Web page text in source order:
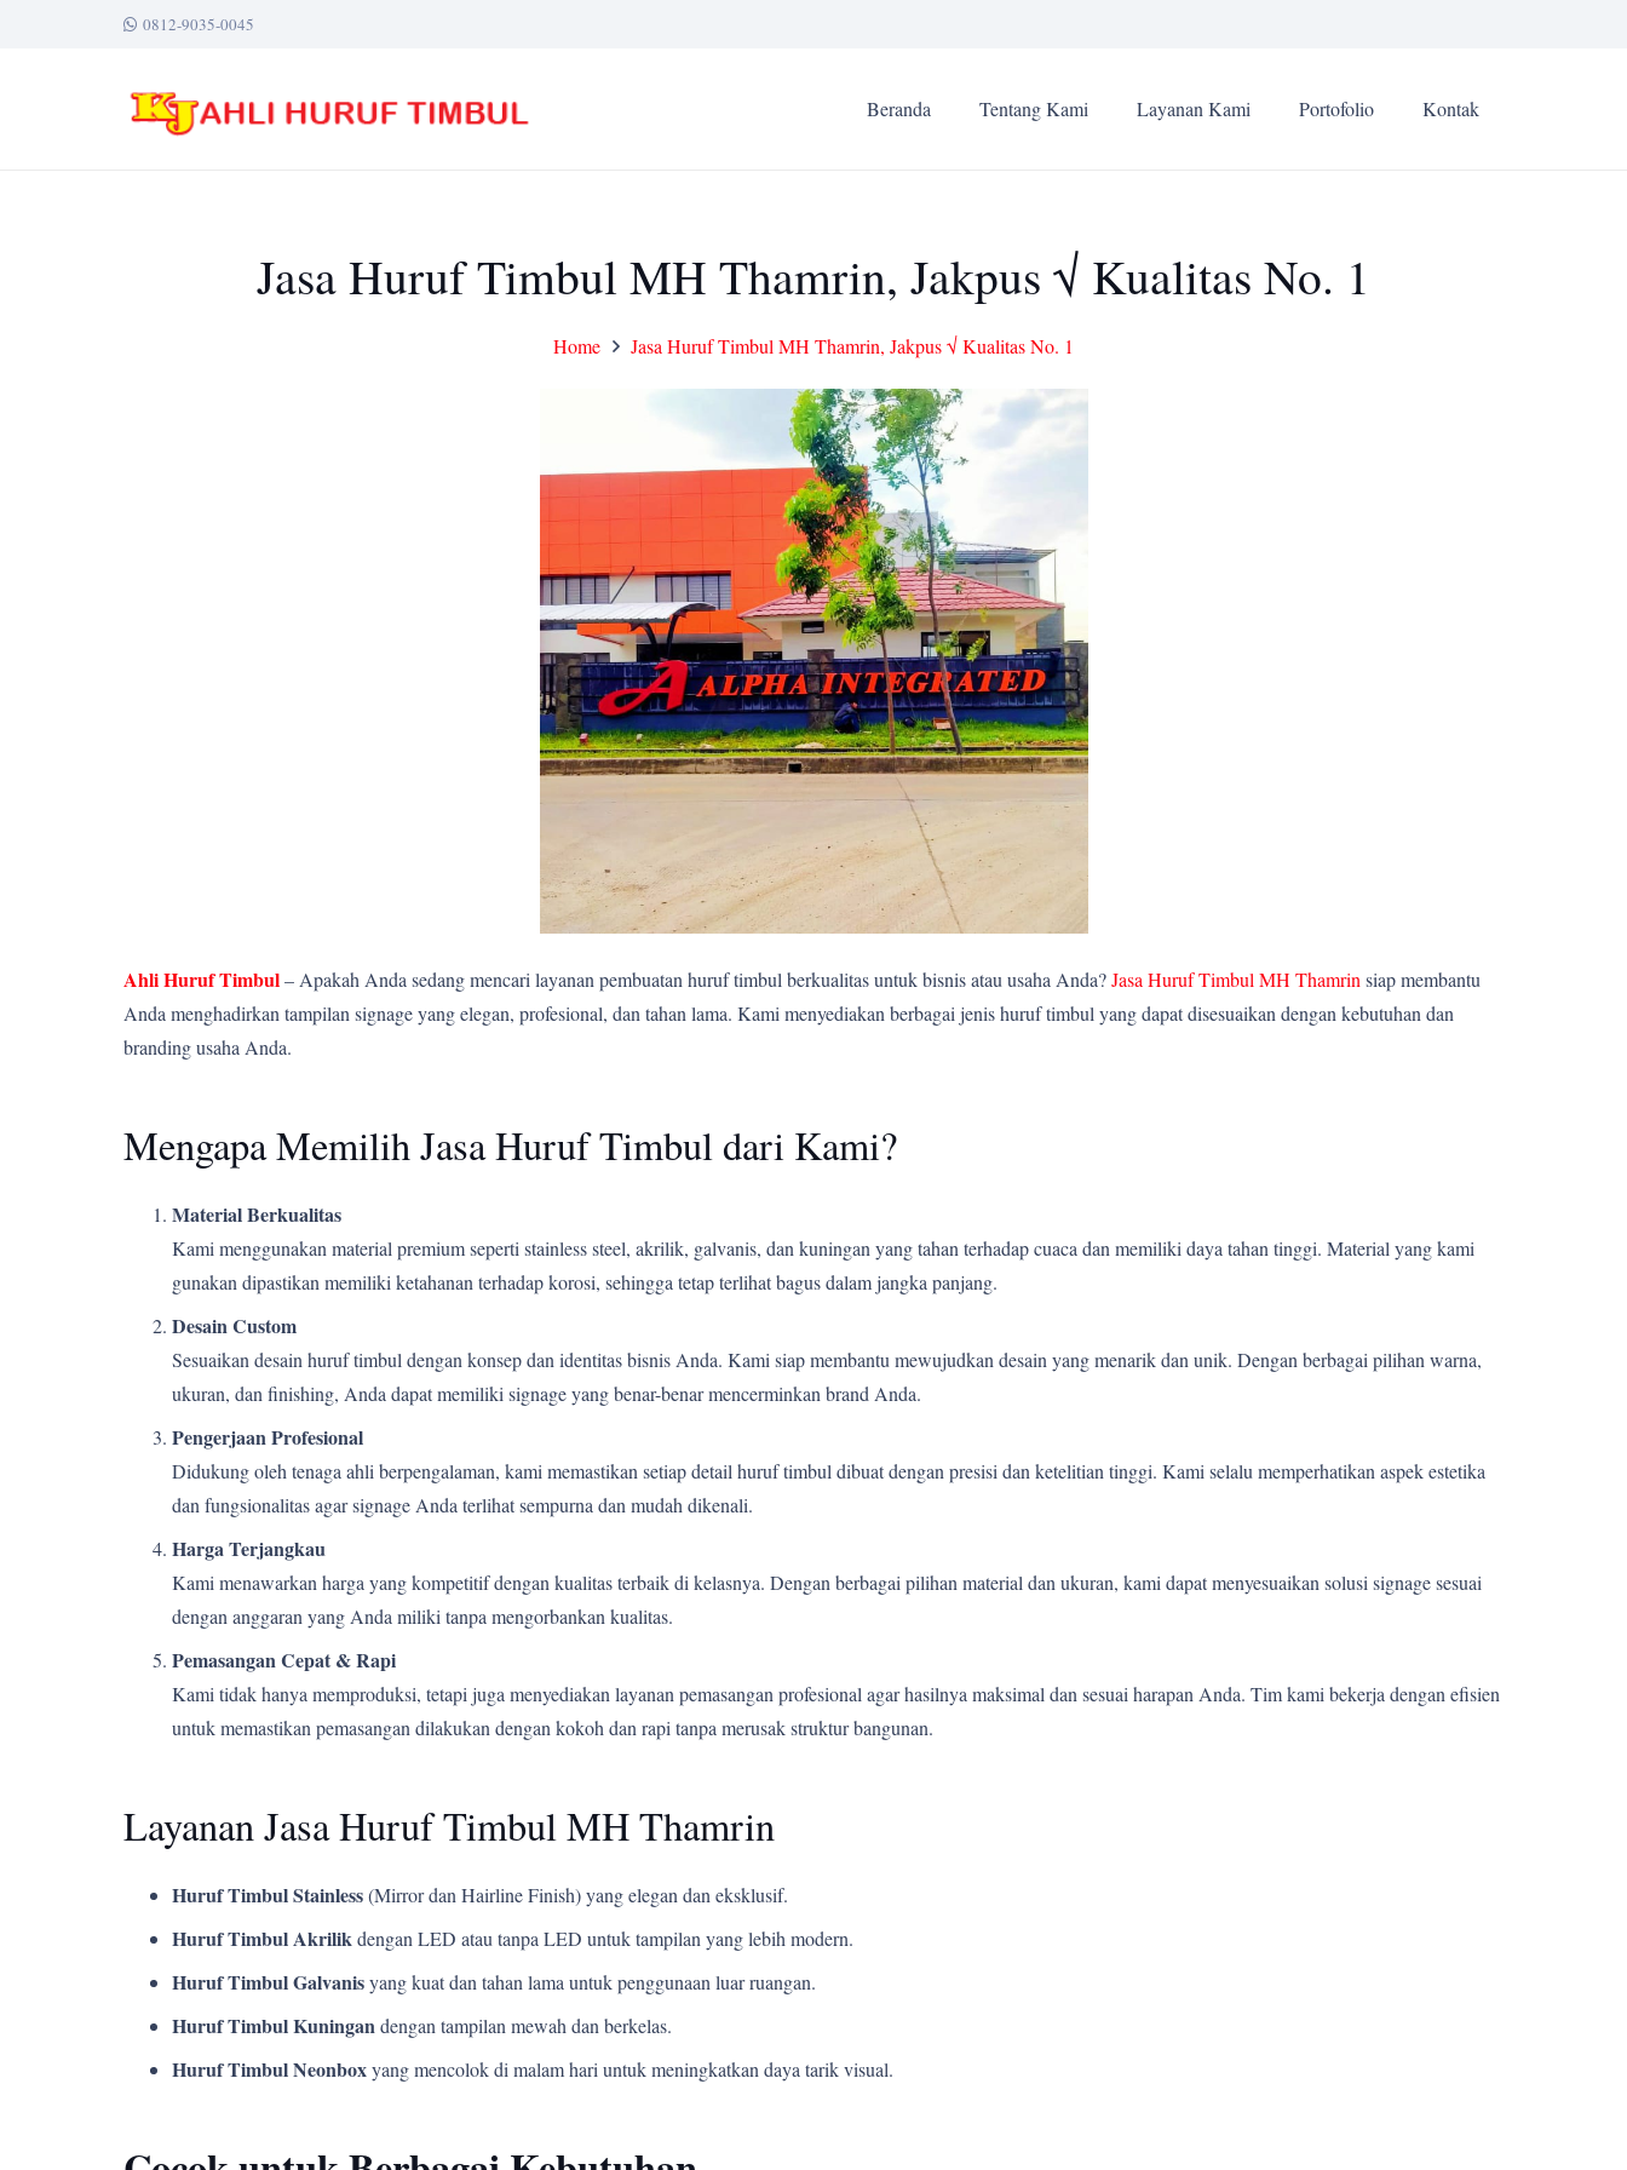
0812-9035-0045
Beranda Tentang Kami Layanan Kami Portofolio Kontak
Jasa Huruf Timbul MH Thamrin, Jakpus √ Kualitas No. 1
Home Jasa Huruf Timbul MH Thamrin, Jakpus √ Kualitas No. 1
Ahli Huruf Timbul– Apakah Anda sedang mencari layanan pembuatan huruf timbul berkualitas untuk bisnis atau usaha Anda?Jasa Huruf Timbul MH Thamrin siap membantu
Anda menghadirkan tampilan signage yang elegan, profesional, dan tahan lama. Kami menyediakan berbagai jenis huruf timbul yang dapat disesuaikan dengan kebutuhan dan
branding usaha Anda.
Mengapa Memilih Jasa Huruf Timbul dari Kami?
Material Berkualitas
Kami menggunakan material premium seperti stainless steel, akrilik, galvanis, dan kuningan yang tahan terhadap cuaca dan memiliki daya tahan tinggi. Material yang kami
gunakan dipastikan memiliki ketahanan terhadap korosi, sehingga tetap terlihat bagus dalam jangka panjang.
Desain Custom
Sesuaikan desain huruf timbul dengan konsep dan identitas bisnis Anda. Kami siap membantu mewujudkan desain yang menarik dan unik. Dengan berbagai pilihan warna,
ukuran, dan finishing, Anda dapat memiliki signage yang benar-benar mencerminkan brand Anda.
Pengerjaan Profesional
Didukung oleh tenaga ahli berpengalaman, kami memastikan setiap detail huruf timbul dibuat dengan presisi dan ketelitian tinggi. Kami selalu memperhatikan aspek estetika
dan fungsionalitas agar signage Anda terlihat sempurna dan mudah dikenali.
Harga Terjangkau
Kami menawarkan harga yang kompetitif dengan kualitas terbaik di kelasnya. Dengan berbagai pilihan material dan ukuran, kami dapat menyesuaikan solusi signage sesuai
dengan anggaran yang Anda miliki tanpa mengorbankan kualitas.
Pemasangan Cepat & Rapi
Kami tidak hanya memproduksi, tetapi juga menyediakan layanan pemasangan profesional agar hasilnya maksimal dan sesuai harapan Anda. Tim kami bekerja dengan efisien
untuk memastikan pemasangan dilakukan dengan kokoh dan rapi tanpa merusak struktur bangunan.
Layanan Jasa Huruf Timbul MH Thamrin
Huruf Timbul Stainless(Mirror dan Hairline Finish) yang elegan dan eksklusif.
Huruf Timbul Akrilikdengan LED atau tanpa LED untuk tampilan yang lebih modern.
Huruf Timbul Galvanisyang kuat dan tahan lama untuk penggunaan luar ruangan.
Huruf Timbul Kuningandengan tampilan mewah dan berkelas.
Huruf Timbul Neonboxyang mencolok di malam hari untuk meningkatkan daya tarik visual.